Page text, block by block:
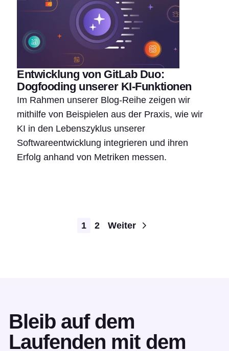
Entwicklung von GitLab Duo:
Dogfooding unserer KI-Funktionen
Im Rahmen unserer Blog-Reihe zeigen wir
mithilfe von Beispielen aus der Praxis, wie wir
KI in den Lebenszyklus unserer
Softwareentwicklung integrieren und ihren
Erfolg anhand von Metriken messen.
Pagination
1 2 Weiter
Bleib auf dem
Laufenden mit dem